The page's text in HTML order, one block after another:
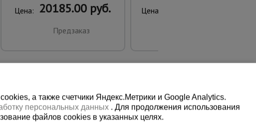
Цена: 20185.00 руб.
Предзаказ
Цена:
а также счетчики Яндекс.Метрики и Google Analytics.
персональных данных . Для продолжения использования
файлов cookies в указанных целях.